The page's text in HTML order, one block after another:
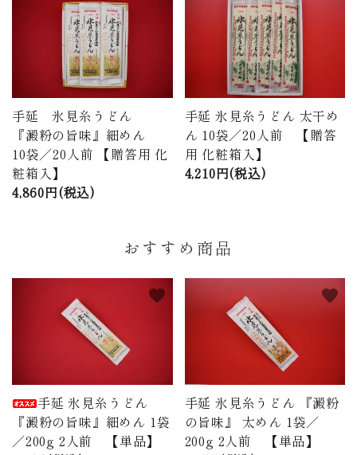
手延 氷見糸うどん
『澱粉の旨味』細めん
10袋／20人前 【贈答用 化
粧箱入】
4,860円(税込)
手延 氷見糸うどん 太干め
ん 10袋／20人前 【贈答
用 化粧箱入】
4,210円(税込)
おすすめ商品
手延 氷見糸うどん
『澱粉の旨味』細めん 1袋
／200g 2人前 【単品】
favorite
手延 氷見糸うどん 『澱粉
の旨味』 太めん 1袋／
200g 2人前 【単品】
favorite